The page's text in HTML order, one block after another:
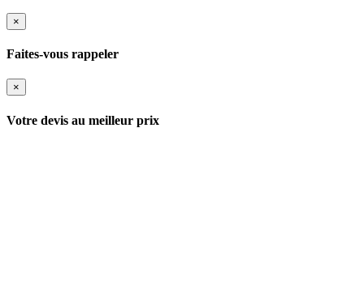
×
Faites-vous rappeler
×
Votre devis au meilleur prix